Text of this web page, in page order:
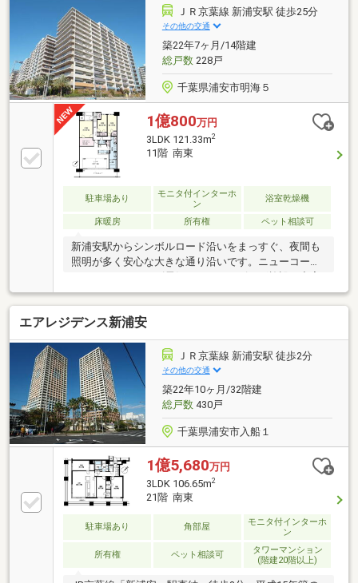
ッグセイムス舞浜店（徒歩約5分）・アクロスプラザ
浦安東野店（徒歩約14分）・ヤオコー浦安東野店（徒
歩約15分）・浦安中央病院（徒歩約15分）・浦安内科
消化器クリニック（徒歩約13分）
ＪＲ京葉線 新浦安駅 徒歩25分
その他の交通
築22年7ヶ月/14階建
総戸数228戸
千葉県浦安市明海５
1億800万円
3LDK 121.33m2
11階 南東
駐車場あり
モニタ付インターホ
ン
浴室乾燥機
床暖房 所有権 ペット相談可
新浦安駅からシンボルロード沿いをまっすぐ、夜間も
照明が多く安心な大きな通り沿いです。ニューコース
しており生活利便性の高い好立地です。お部屋は、前
面棟無し、南東向きの11階オーシャンビュー開放的な
約27.3帖のリビングダイニングを始め、各居室にウォ
ークインクローゼット有り。ビューバスタイプの浴室
などが特徴的です。ペットと共に過ごすこともできま
す。この機会に一度ご見学いかがでしょうか。ご内
見・ご質問は、お気軽に担当までお問い合わせくださ
い。
エアレジデンス新浦安
ＪＲ京葉線 新浦安駅 徒歩2分
その他の交通
築22年10ヶ月/32階建
総戸数430戸
千葉県浦安市入船１
1億5,680万円
3LDK 106.65m2
21階 南東
駐車場あり 角部屋
モニタ付インターホ
ン
所有権 ペット相談可
タワーマンション
(階建20階以上)